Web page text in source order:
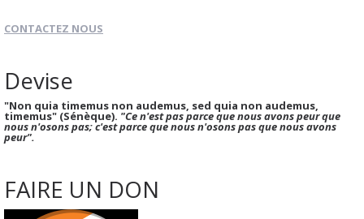
CONTACTEZ NOUS
Devise
"Non quia timemus non audemus, sed quia non audemus,
timemus" (Sénèque). "Ce n'est pas parce que nous avons peur que
nous n'osons pas; c'est parce que nous n'osons pas que nous avons
peur".
FAIRE UN DON